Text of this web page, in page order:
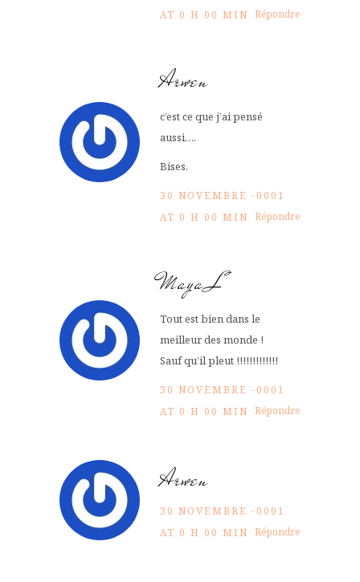
AT 0 H 00 MIN Répondre
Arwen
c’est ce que j’ai pensé
aussi….
Bises.
30 NOVEMBRE -0001
AT 0 H 00 MIN Répondre
Maya L
Tout est bien dans le
meilleur des monde !
Sauf qu’il pleut !!!!!!!!!!!!!
30 NOVEMBRE -0001
AT 0 H 00 MIN Répondre
Arwen
30 NOVEMBRE -0001
AT 0 H 00 MIN Répondre